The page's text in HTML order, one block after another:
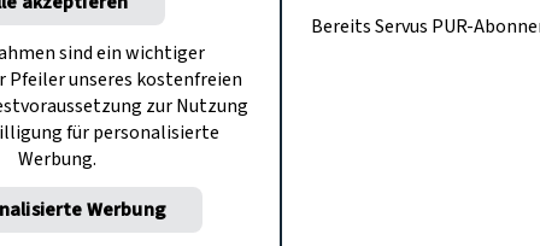
sind ein wichtiger
unseres kostenfreien
zur Nutzung
für personalisierte
Werbung.
Werbung
Bereits Servus PUR-